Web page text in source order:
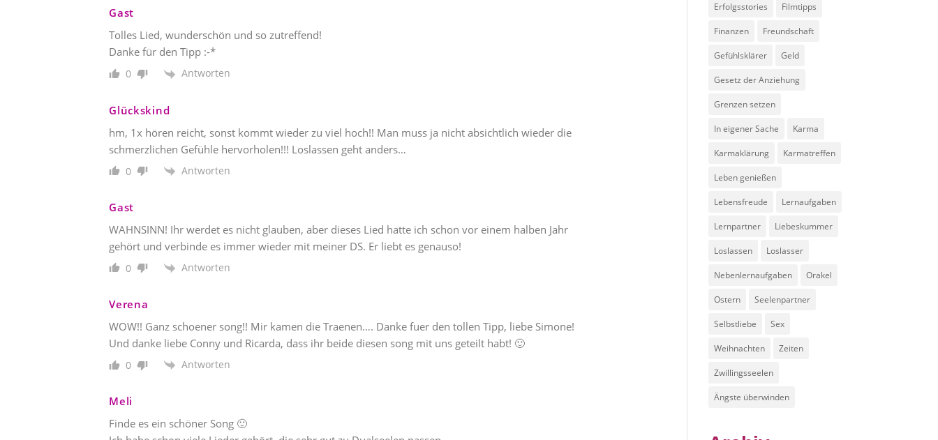
Gast
Tolles Lied, wunderschön und so zutreffend!
Danke für den Tipp :-*
0 Antworten
Glückskind
hm, 1x hören reicht, sonst kommt wieder zu viel hoch!! Man muss ja nicht absichtlich wieder die
schmerzlichen Gefühle hervorholen!!! Loslassen geht anders…
0 Antworten
Gast
WAHNSINN! Ihr werdet es nicht glauben, aber dieses Lied hatte ich schon vor einem halben Jahr
gehört und verbinde es immer wieder mit meiner DS. Er liebt es genauso!
0 Antworten
Verena
WOW!! Ganz schoener song!! Mir kamen die Traenen…. Danke fuer den tollen Tipp, liebe Simone!
Und danke liebe Conny und Ricarda, dass ihr beide diesen song mit uns geteilt habt! 🙂
0 Antworten
Meli
Finde es ein schöner Song 🙂
Erfolgsstories Filmtipps
Finanzen Freundschaft
Gefühlsklärer Geld
Gesetz der Anziehung
Grenzen setzen
In eigener Sache Karma
Karmaklärung Karmatreffen
Leben genießen
Lebensfreude Lernaufgaben
Lernpartner Liebeskummer
Loslassen Loslasser
Nebenlernaufgaben Orakel
Ostern Seelenpartner
Selbstliebe Sex
Weihnachten Zeiten
Zwillingsseelen
Ängste überwinden